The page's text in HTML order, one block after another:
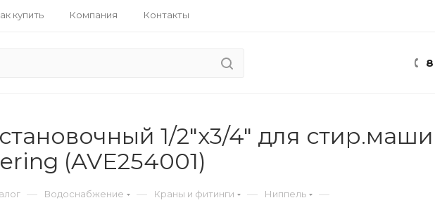
купить Компания Контакты
1/2"х3/4" для
(AVE254001)
— Водоснабжение — Краны и фитинги — Ниппель —